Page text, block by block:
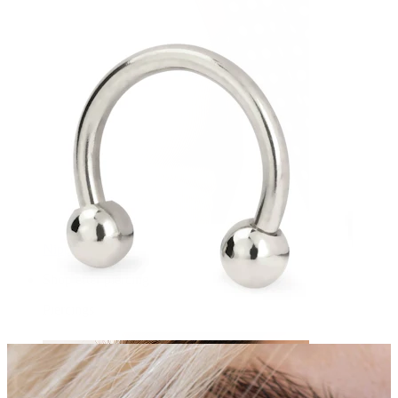
Nipple